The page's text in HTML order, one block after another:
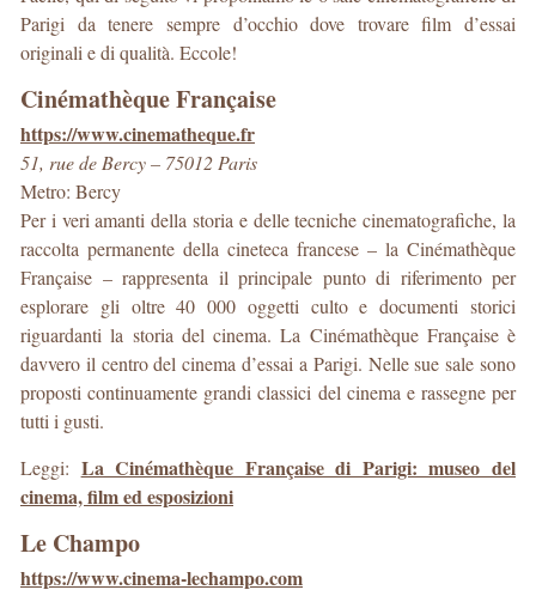
Parigi da tenere sempre d’occhio dove trovare film d’essai
originali e di qualità. Eccole!
Cinémathèque Française
https://www.cinematheque.fr
51, rue de Bercy – 75012 Paris
Metro: Bercy
Per i veri amanti della storia e delle tecniche cinematografiche, la
raccolta permanente della cineteca francese – la Cinémathèque
Française – rappresenta il principale punto di riferimento per
esplorare gli oltre 40 000 oggetti culto e documenti storici
riguardanti la storia del cinema. La Cinémathèque Française è
davvero il centro del cinema d’essai a Parigi. Nelle sue sale sono
proposti continuamente grandi classici del cinema e rassegne per
tutti i gusti.
Leggi: La Cinémathèque Française di Parigi: museo del
cinema, film ed esposizioni
Le Champo
https://www.cinema-lechampo.com